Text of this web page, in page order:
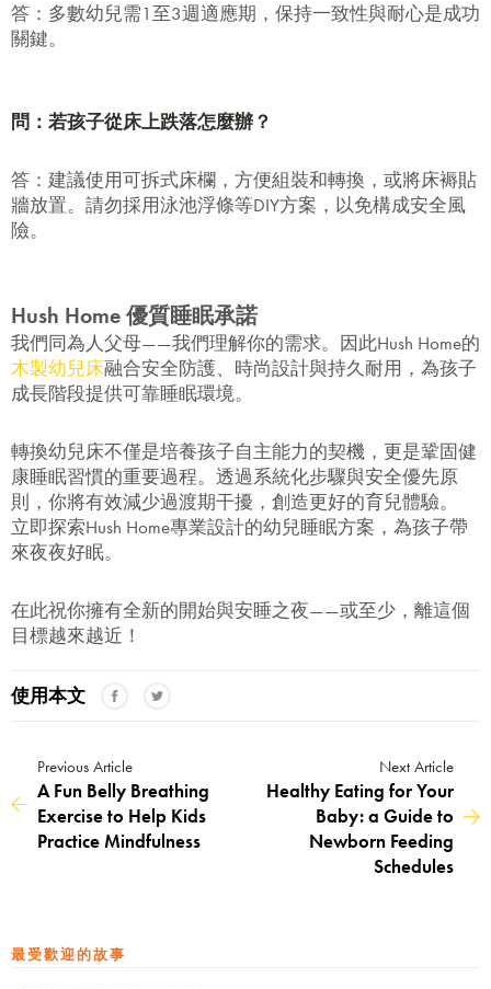
答：多數幼兒需1至3週適應期，保持一致性與耐心是成功
關鍵。
問：若孩子從床上跌落怎麼辦？
答：建議使用可拆式床欄，方便組裝和轉換，或將床褥貼
牆放置。請勿採用泳池浮條等DIY方案，以免構成安全風
險。
Hush Home 優質睡眠承諾
我們同為人父母——我們理解你的需求。因此Hush Home的
木製幼兒床融合安全防護、時尚設計與持久耐用，為孩子
成長階段提供可靠睡眠環境。
轉換幼兒床不僅是培養孩子自主能力的契機，更是鞏固健
康睡眠習慣的重要過程。透過系統化步驟與安全優先原
則，你將有效減少過渡期干擾，創造更好的育兒體驗。
立即探索Hush Home專業設計的幼兒睡眠方案，為孩子帶
來夜夜好眠。
在此祝你擁有全新的開始與安睡之夜——或至少，離這個
目標越來越近！
使用本文
Previous Article
A Fun Belly Breathing
Exercise to Help Kids
Practice Mindfulness
Next Article
Healthy Eating for Your
Baby: a Guide to
Newborn Feeding
Schedules
最受歡迎的故事
千萬不要錯過! 輸入電子郵箱即享獨